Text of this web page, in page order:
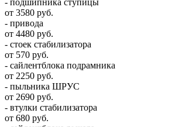
от 3580 руб.
- привода
от 4480 руб.
- стоек стабилизатора
от 570 руб.
- сайлентблока подрамника
от 2250 руб.
- пыльника ШРУС
от 2690 руб.
- втулки стабилизатора
от 680 руб.